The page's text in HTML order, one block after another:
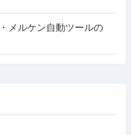
メルケン自動ツールの